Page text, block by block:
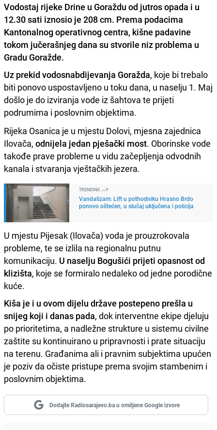
Vodostaj rijeke Drine u Goraždu od jutros opada i u
12.30 sati iznosio je 208 cm. Prema podacima
Kantonalnog operativnog centra, kišne padavine
tokom jučerašnjeg dana su stvorile niz problema u
Gradu Goražde.
Uz prekid vodosnabdijevanja Goražda, koje bi trebalo
biti ponovo uspostavljeno u toku dana, u naselju 1. Maj
došlo je do izviranja vode iz šahtova te prijeti
podrumima i poslovnim objektima.
Rijeka Osanica je u mjestu Dolovi, mjesna zajednica
Ilovača, odnijela jedan pješački most. Oborinske vode
takođe prave probleme u vidu začepljenja odvodnih
kanala i stvaranja vještačkih jezera.
TRENDING
Vandalizam: Lift u pothodniku Hrasno Brdo
ponovo oštećen, u slučaj uključena i policija
U mjestu Pijesak (Ilovača) voda je prouzrokovala
probleme, te se izlila na regionalnu putnu
komunikaciju. U naselju Bogušići prijeti opasnost od
klizišta, koje se formiralo nedaleko od jedne porodične
kuće.
Kiša je i u ovom dijelu države postepeno prešla u
snijeg koji i danas pada, dok interventne ekipe djeluju
po prioritetima, a nadležne strukture u sistemu civilne
zaštite su kontinuirano u pripravnosti i prate situaciju
na terenu. Građanima ali i pravnim subjektima upućen
je poziv da očiste pristupe prema svojim stambenim i
poslovnim objektima.
Dodajte Radiosarajevo.ba u omiljene Google izvore